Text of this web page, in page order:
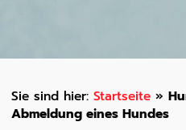
Startseite»
Abmeldung eines Hundes